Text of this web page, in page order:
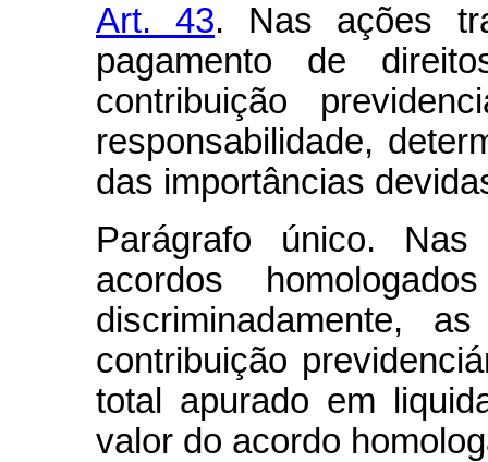
Art. 43. Nas ações
pagamento de
contribuição
responsabilidade,
das importâncias
Parágrafo único.
acordos
discriminadamente,
contribuição
total apurado em
valor do acordo